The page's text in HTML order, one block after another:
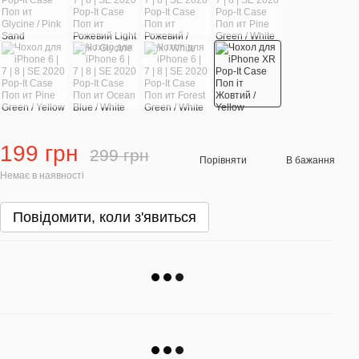
199 грн 299 грн
Немає в наявності
Порівняти В бажання
Повідомити, коли з'явиться